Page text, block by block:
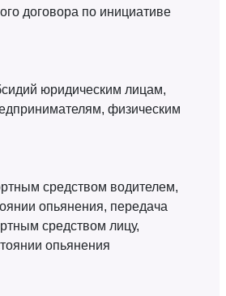
договора по инициативе
юридическим лицам,
физическим
средством водителем,
опьянения, передача
средством лицу,
опьянения